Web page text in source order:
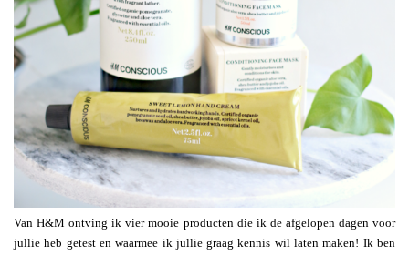
Van H&M ontving ik vier mooie producten die ik de afgelopen dagen voor
jullie heb getest en waarmee ik jullie graag kennis wil laten maken! Ik ben